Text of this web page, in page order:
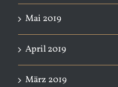
Mai 2019
April 2019
März 2019